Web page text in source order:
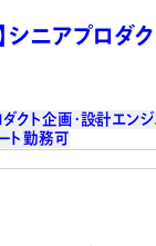
シニアプロダ
ダクト企画・設計エン
ト勤務可